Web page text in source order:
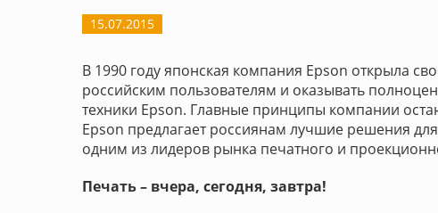
15.07.2015
В 1990 году японская компания Epson открыла
российским пользователям и оказывать
техники Epson. Главные принципы компании
Epson предлагает россиянам лучшие решения
одним из лидеров рынка печатного и
Печать – вчера, сегодня, завтра!